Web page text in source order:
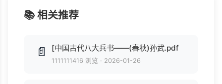
📚 相关推荐
📄 [中国古代八大兵书——(春秋)孙武.pdf
1111111416 浏览 · 2026-01-26